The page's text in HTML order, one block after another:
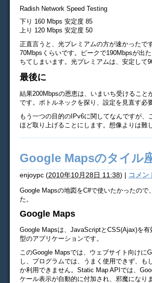
Radish Network Speed Testing
下り 160 Mbps 安定度 85
上り 120 Mbps 安定度 50
正直言うと、光プレミアムの方が速かったで
70Mbpsくらいです。ピークで190Mbpsが出
ちてしまいます。光プレミアムは、安定して
最後に
結果200Mbpsの恩恵は、いまいち受けるこ
です。ボトルネックを探り、設定を見直す必
もう一つの目的のIPv6に関してなんですが
ほど取り上げることにします。想像よりは難
Google Mapsのタイル
enjoypc (2010年10月28日 11:38) | コメン
Google Mapsの地図をC#で使いたかったの
た。
Google Maps
Google Mapsは、JavaScriptとCSS(Ajax)を
型のアプリケーションです。
このGoogle Mapsでは、ウェブサイト向け
し、プログラムでは、うまく使用できず、
か利用できません。Static Map APIでは、
ケール表示が自動的に付加され、邪魔になりま